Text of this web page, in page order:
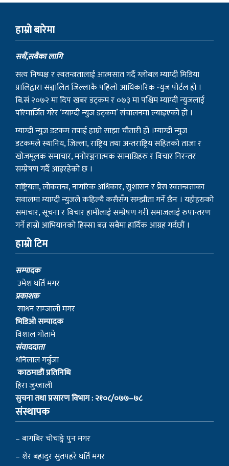
हाम्राे बारेमा
सधैं,सबैका लागि
सत्य निष्पक्ष र स्वतन्त्रतालाई आत्मसात गर्दै ग्लोबल म्याग्दी मिडिया
प्रालिद्वारा सञ्चालित जिल्लाकै पहिलो आधिकारिक न्युज पोर्टल हो ।
बि.सं २०७२ मा दिप खबर डट्कम र ०७३ मा पश्चिम म्याग्दी न्युजलाई
परिमार्जित गरेर ‘म्याग्दी न्युज डट्कम’ संचालनमा ल्याइएको हो ।
म्याग्दी न्युज डटकम तपाई हाम्रो साझा चौतारी हो ।म्याग्दी न्युज
डटकमले स्थानिय, जिल्ला, राष्ट्रिय तथा अन्तराष्ट्रिय सहितको ताजा र
खोजमूलक समाचार, मनोरञ्जनात्मक सामाग्रिहरु र विचार निरन्तर
सम्प्रेषण गर्दै आइरहेको छ ।
राष्ट्रियता, लोकतन्त्र, नागरिक अधिकार, सुशासन र प्रेस स्वतन्त्रताका
सवालमा म्याग्दी न्युजले कहिल्यै कसैसँग सम्झौता गर्ने छैन । यहाँहरुको
समाचार, सूचना र विचार हामीलाई सम्प्रेषण गरी समाजलाई रुपान्तरण
गर्ने हाम्रो आभियानको हिस्सा बन्न सबैमा हार्दिक आग्रह गर्दछौं ।
हाम्रो टिम
सम्पादक
उमेश घर्ति मगर
प्रकाशक
साधन राम्जाली मगर
भिडिओ सम्पादक
विशाल गोतामे
स‌ंवाददाता
धनिलाल गर्बुजा
काठमाडाैं प्रतिनिधि
हिरा जुग्जाली
सुचना तथा प्रसारण विभाग : २१०८/०७७–७८
संस्थापक
– बागबिर चोचाङ्गे पुन मगर
– शेर बहादुर सुतपहरे घर्ति मगर